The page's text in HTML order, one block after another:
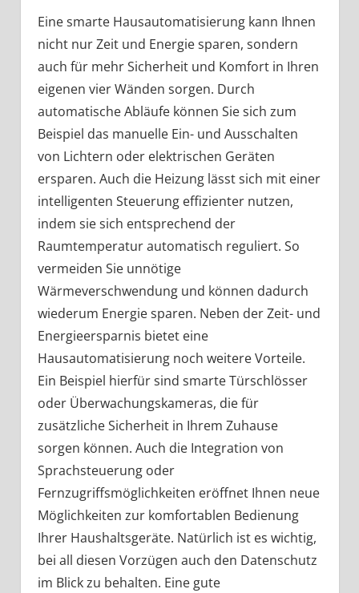
Eine smarte Hausautomatisierung kann Ihnen
nicht nur Zeit und Energie sparen, sondern
auch für mehr Sicherheit und Komfort in Ihren
eigenen vier Wänden sorgen. Durch
automatische Abläufe können Sie sich zum
Beispiel das manuelle Ein- und Ausschalten
von Lichtern oder elektrischen Geräten
ersparen. Auch die Heizung lässt sich mit einer
intelligenten Steuerung effizienter nutzen,
indem sie sich entsprechend der
Raumtemperatur automatisch reguliert. So
vermeiden Sie unnötige
Wärmeverschwendung und können dadurch
wiederum Energie sparen. Neben der Zeit- und
Energieersparnis bietet eine
Hausautomatisierung noch weitere Vorteile.
Ein Beispiel hierfür sind smarte Türschlösser
oder Überwachungskameras, die für
zusätzliche Sicherheit in Ihrem Zuhause
sorgen können. Auch die Integration von
Sprachsteuerung oder
Fernzugriffsmöglichkeiten eröffnet Ihnen neue
Möglichkeiten zur komfortablen Bedienung
Ihrer Haushaltsgeräte. Natürlich ist es wichtig,
bei all diesen Vorzügen auch den Datenschutz
im Blick zu behalten. Eine gute